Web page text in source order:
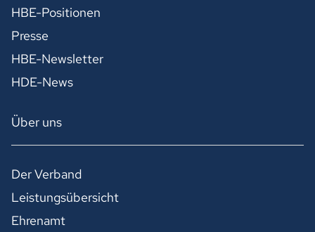
HBE-Positionen
Presse
HBE-Newsletter
HDE-News
Über uns
Der Verband
Leistungsübersicht
Ehrenamt